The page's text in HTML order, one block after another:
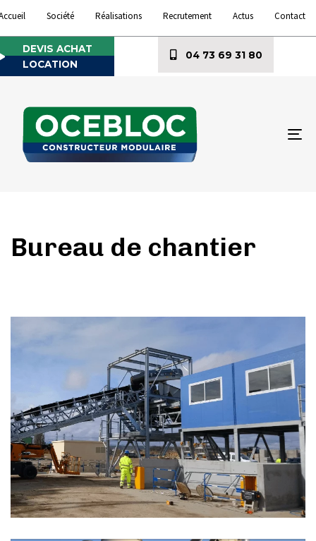
Société Réalisations Recrutement Actus Contact
DEVIS ACHAT
LOCATION
04 73 69 31 80
Bureau de chantier